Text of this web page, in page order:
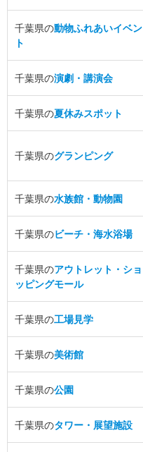
千葉県の動物ふれあいイベン
ト
千葉県の演劇・講演会
千葉県の夏休みスポット
千葉県のグランピング
千葉県の水族館・動物園
千葉県のビーチ・海水浴場
千葉県のアウトレット・ショ
ッピングモール
千葉県の工場見学
千葉県の美術館
千葉県の公園
千葉県のタワー・展望施設